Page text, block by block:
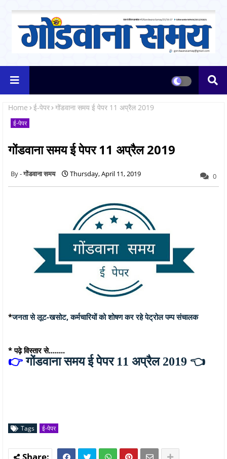
Home ई-पेपर गोंडवाना समय ई पेपर 11 अप्रैल 2019
ई-पेपर
गोंडवाना समय ई पेपर 11 अप्रैल 2019
गोंडवाना समय Thursday, April 11, 2019 0
*जनता से लूट-खसोट, कर्मचारियों को शोषण कर रहे पेट्रोल पम्प संचालक
* पढ़े विस्तार से........
👉 गोंडवाना समय ई पेपर 11 अप्रैल 2019 👈
Tags ई-पेपर